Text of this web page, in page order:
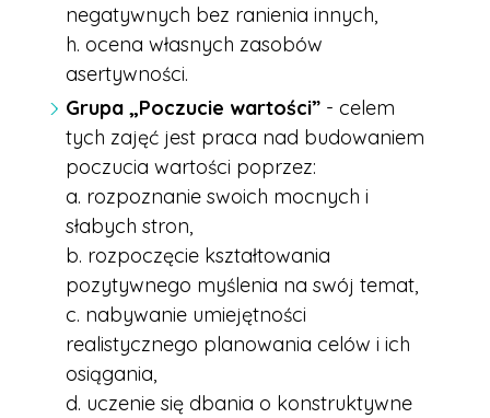
negatywnych bez ranienia innych,
h. ocena własnych zasobów
asertywności.
Grupa „Poczucie wartości” - celem
tych zajęć jest praca nad budowaniem
poczucia wartości poprzez:
a. rozpoznanie swoich mocnych i
słabych stron,
b. rozpoczęcie kształtowania
pozytywnego myślenia na swój temat,
c. nabywanie umiejętności
realistycznego planowania celów i ich
osiągania,
d. uczenie się dbania o konstruktywne